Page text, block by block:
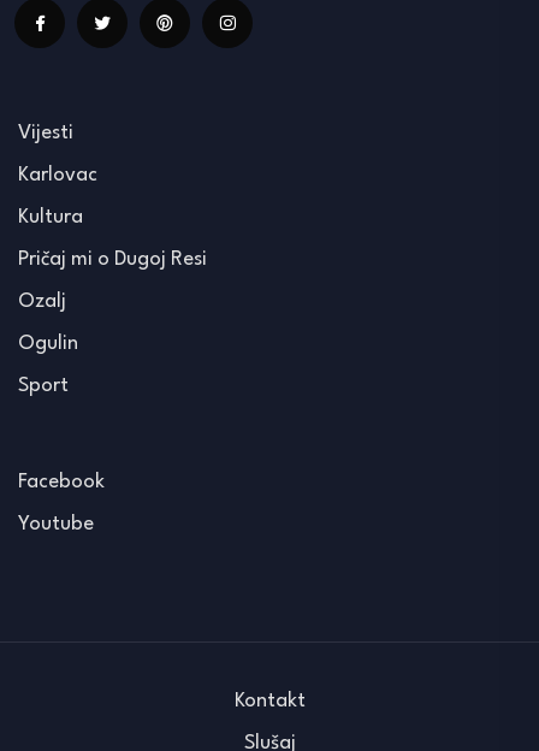
Vijesti
Karlovac
Kultura
Pričaj mi o Dugoj Resi
Ozalj
Ogulin
Sport
Facebook
Youtube
Kontakt
Slušaj